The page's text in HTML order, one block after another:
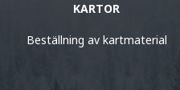
KARTOR
Beställning av kartmaterial